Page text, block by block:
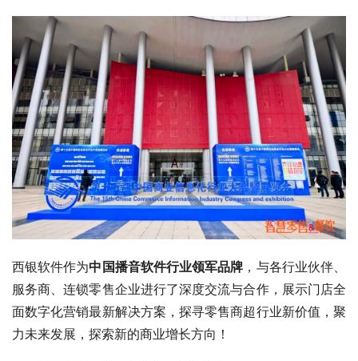
西银软件作为中国播音软件行业领军品牌 ，与各行业伙伴、
服务商、连锁零售企业进行了深度交流与合作，展示门店全
面数字化营销最新解决方案，探寻零售商超行业新价值，聚
力未来发展，探索新的商业增长方向！